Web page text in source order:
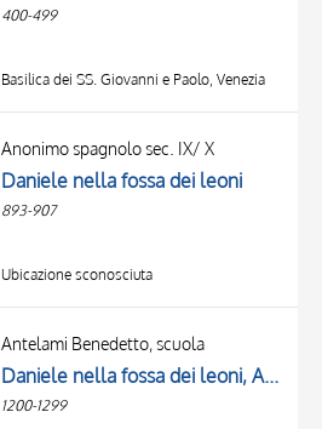
400-499
Basilica dei SS. Giovanni e Paolo, Venezia
Anonimo spagnolo sec. IX/ X
Daniele nella fossa dei leoni
893-907
Ubicazione sconosciuta
Antelami Benedetto, scuola
Daniele nella fossa dei leoni, Abacuc alimentato dall'angelo
1200-1299